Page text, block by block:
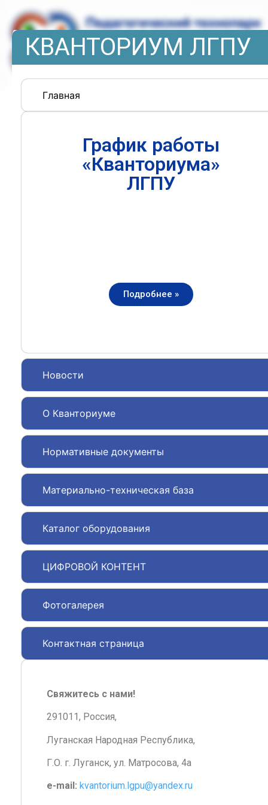
КВАНТОРИУМ ЛГПУ
Главная
Новости
О Кванториуме
Нормативные документы
Материально-техническая база
Каталог оборудования
ЦИФРОВОЙ КОНТЕНТ
Фотогалерея
Контактная страница
График работы
«Кванториума»
ЛГПУ
Подробнее »
Свяжитесь с нами!
291011, Россия,
Луганская Народная Республика,
Г.О. г. Луганск, ул. Матросова, 4а
e-mail: kvantorium.lgpu@yandex.ru